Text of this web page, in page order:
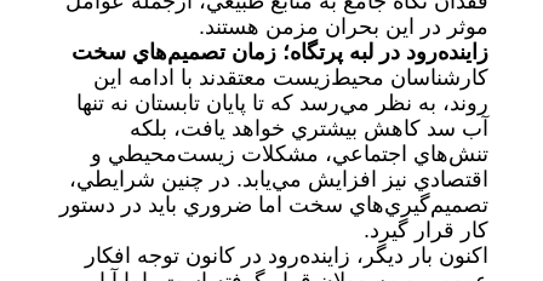
موثر در اين بحران مزمن هستند.
زاينده‌رود در لبه پرتگاه؛ زمان تصميم‌هاي سخت
كارشناسان محيط‌زيست معتقدند با ادامه اين
روند، به نظر مي‌رسد كه تا پايان تابستان نه تنها
آب سد كاهش بيشتري خواهد يافت، بلكه
تنش‌هاي اجتماعي، مشكلات زيست‌محيطي و
اقتصادي نيز افزايش مي‌يابد. در چنين شرايطي،
تصميم‌گيري‌هاي سخت اما ضروري بايد در دستور
كار قرار گيرد.
اكنون بار ديگر، زاينده‌رود در كانون توجه افكار